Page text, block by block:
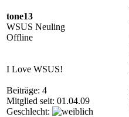
tone13
WSUS Neuling
Offline
I Love WSUS!
Beiträge: 4
Mitglied seit: 01.04.09
Geschlecht: